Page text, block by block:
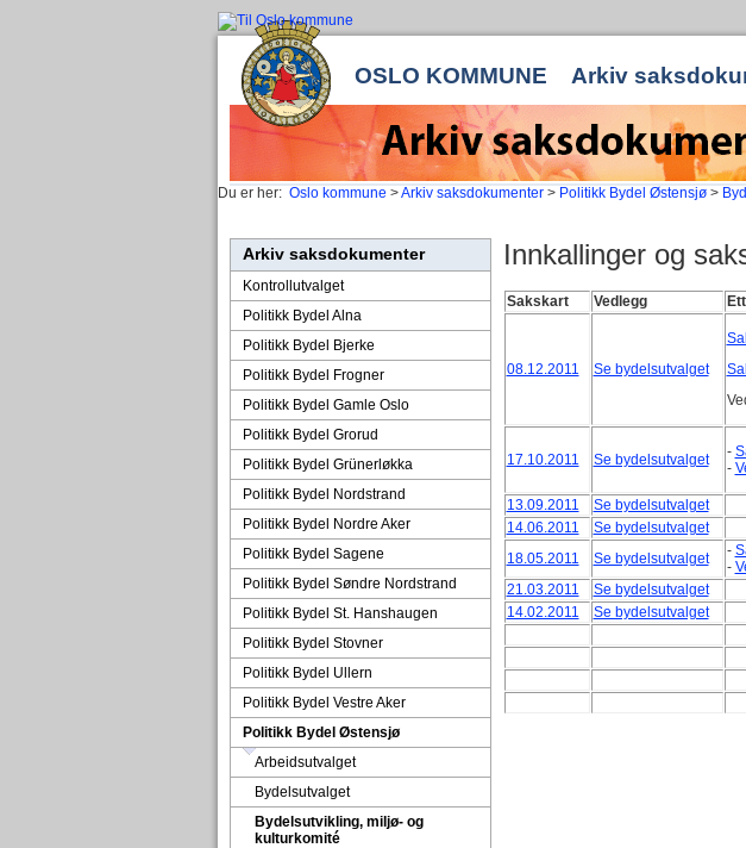
OSLO KOMMUNE Arkiv
Du er her: Oslo kommune >Arkiv saksdokumenter> Politikk Bydel Østensjø>
Arkiv saksdokumenter
Kontrollutvalget
Politikk Bydel Alna
Politikk Bydel Bjerke
Politikk Bydel Frogner
Politikk Bydel Gamle Oslo
Politikk Bydel Grorud
Politikk Bydel Grünerløkka
Politikk Bydel Nordstrand
Politikk Bydel Nordre Aker
Politikk Bydel Sagene
Politikk Bydel Søndre Nordstrand
Politikk Bydel St. Hanshaugen
Politikk Bydel Stovner
Politikk Bydel Ullern
Politikk Bydel Vestre Aker
Politikk Bydel Østensjø
Arbeidsutvalget
Bydelsutvalget
Bydelsutvikling, miljø- og
kulturkomité
Innkallinger og
Sakskart Vedlegg
08.12.2011 Se bydelsutvalget
17.10.2011 Se bydelsutvalget -
-
13.09.2011
Se bydelsutvalget
14.06.2011
Se bydelsutvalget
18.05.2011
Se bydelsutvalget -
-
21.03.2011
Se bydelsutvalget
14.02.2011
Se bydelsutvalget